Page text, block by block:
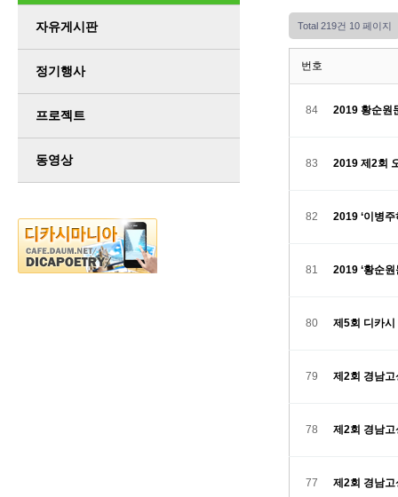
Total 219건 10 페이지
번호
84 2019 황순원
83 2019 제2회
82 2019 ‘이병
81 2019 ‘황순
80 제5회 디카
79 제2회 경남
78 제2회 경남
77 제2회 경남
자유게시판
정기행사
프로젝트
동영상